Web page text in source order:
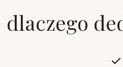
dlaczego